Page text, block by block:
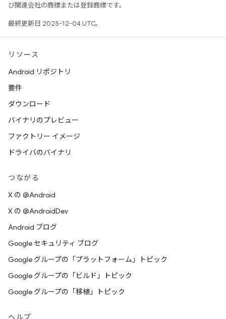
び関連会社の商標または登録商標です。
最終更新日 2025-12-04 UTC。
リソース
Android リポジトリ
要件
ダウンロード
バイナリのプレビュー
ファクトリー イメージ
ドライバのバイナリ
つながる
X の @Android
X の @AndroidDev
Android ブログ
Google セキュリティ ブログ
Google グループの「プラットフォーム」トピック
Google グループの「ビルド」トピック
Google グループの「移植」トピック
ヘルプ